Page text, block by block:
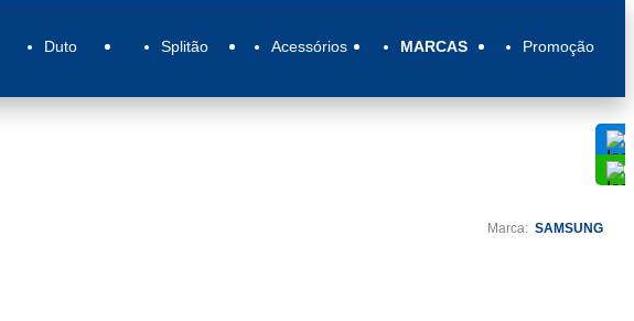
Duto Splitão Acessórios MARCAS Promoção
Marca: SAMSUNG